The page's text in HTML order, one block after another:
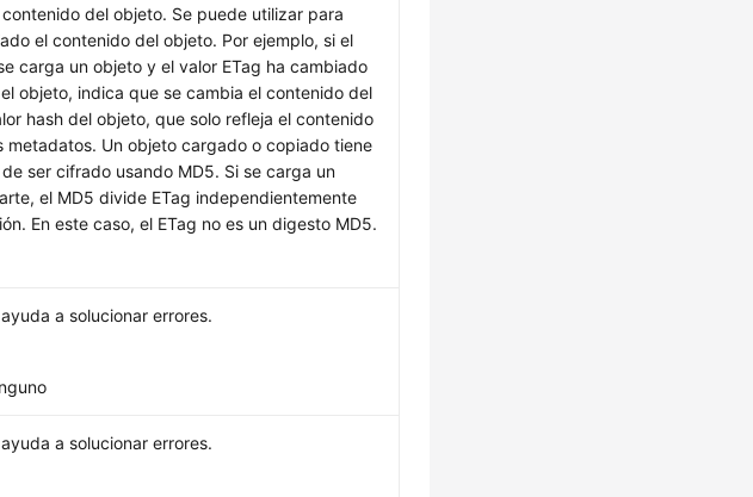
del objeto. Se puede utilizar para
el contenido del objeto. Por ejemplo, si el
carga un objeto y el valor ETag ha cambiado
objeto, indica que se cambia el contenido del
hash del objeto, que solo refleja el contenido
metadatos. Un objeto cargado o copiado tiene
ser cifrado usando MD5. Si se carga un
el MD5 divide ETag independientemente
En este caso, el ETag no es un digesto MD5.
a solucionar errores.
a solucionar errores.